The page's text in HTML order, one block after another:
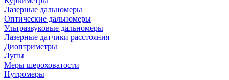
Лазерные дальномеры
Оптические дальномеры
Ультразвуковые дальномеры
Лазерные датчики расстояния
Диоптриметры
Лупы
Меры шероховатости
Нутромеры